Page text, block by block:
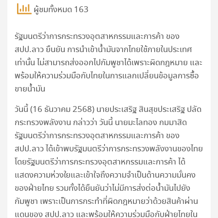
ผู้ชมทั้งหมด 163
รัฐมนตรีว่าการกระทรวงอุตสาหกรรมและการค้า ของ
สปป.ลาว ยืนยัน การนำเข้าน้ำมันจากไทยใช้ภายในประเทศ
เท่านั้น ไม่สามารถส่งออกไปกัมพูชาได้เพราะผิดกฎหมาย และ
พร้อมให้ความร่วมมือกับไทยในการแลกเปลี่ยนข้อมูลการซื้อ
ขายน้ำมัน
วันนี้ (16 ธันวาคม 2568) นายประเสริฐ สินสุขประเสริฐ ปลัด
กระทรวงพลังงาน กล่าวว่า วันนี้ นายมะไลทอง กมมาสิด
รัฐมนตรีว่าการกระทรวงอุตสาหกรรมและการค้า ของ
สปป.ลาว ได้เข้าพบรัฐมนตรีว่าการกระทรวงพลังงานของไทย
โดยรัฐมนตรีว่าการกระทรวงอุตสาหกรรมและการค้า ได้
แสดงความห่วงใยและเข้าใจถึงความจำเป็นด้านความมั่นคง
ของฝ่ายไทย รวมทั้งได้ยืนยันว่าไม่มีการส่งต่อน้ำมันไปยัง
กัมพูชา เพราะเป็นการกระทำที่ผิดกฎหมายว่าด้วยสินค้าผ่าน
แดนของ สปป.ลาว และพร้อมให้ความร่วมมือกับฝ่ายไทยใน